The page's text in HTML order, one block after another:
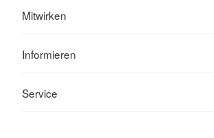
Mitwirken
Informieren
Service